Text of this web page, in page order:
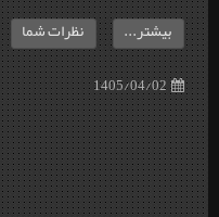
1405/04/02
بیشتر... نظرات شما